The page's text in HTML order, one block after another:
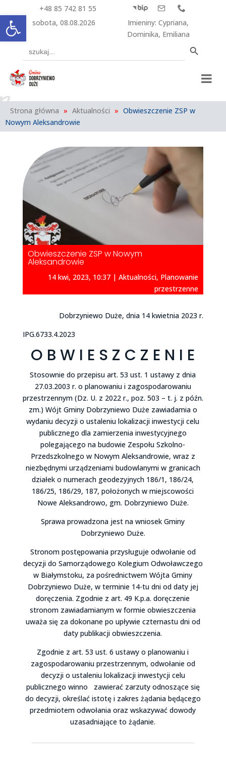
Otwórz pasek narzędzi
+48 85 742 81 55   
sobota, 08.08.2026 Imieniny:Cypriana,
Dominika, Emiliana
for:
Strona główna » Aktualności » Obwieszczenie ZSP w
Nowym Aleksandrowie
Obwieszczenie ZSP w Nowym
Aleksandrowie
14 kwi, 2023, 10:37 |Aktualności, Planowanie
przestrzenne
Dobrzyniewo Duże, dnia 14 kwietnia 2023 r.
IPG.6733.4.2023
O B W I E S Z C Z E N I E
Stosownie do przepisu art. 53 ust. 1 ustawy z dnia
27.03.2003 r. o planowaniu i zagospodarowaniu
przestrzennym (Dz. U. z 2022 r., poz. 503 – t. j. z późn.
zm.) Wójt Gminy Dobrzyniewo Duże zawiadamia o
wydaniu decyzji o ustaleniu lokalizacji inwestycji celu
publicznego dla zamierzenia inwestycyjnego
polegającego na budowie Zespołu Szkolno-
Przedszkolnego w Nowym Aleksandrowie, wraz z
niezbędnymi urządzeniami budowlanymi w granicach
działek o numerach geodezyjnych 186/1, 186/24,
186/25, 186/29, 187, położonych w miejscowości
Nowe Aleksandrowo, gm. Dobrzyniewo Duże.
Sprawa prowadzona jest na wniosek Gminy
Dobrzyniewo Duże.
Stronom postępowania przysługuje odwołanie od
decyzji do Samorządowego Kolegium Odwoławczego
w Białymstoku, za pośrednictwem Wójta Gminy
Dobrzyniewo Duże, w terminie 14-tu dni od daty jej
doręczenia. Zgodnie z art. 49 K.p.a. doręczenie
stronom zawiadamianym w formie obwieszczenia
uważa się za dokonane po upływie czternastu dni od
daty publikacji obwieszczenia.
Zgodnie z art. 53 ust. 6 ustawy o planowaniu i
zagospodarowaniu przestrzennym, odwołanie od
decyzji o ustaleniu lokalizacji inwestycji celu
publicznego winno zawierać zarzuty odnoszące się
do decyzji, określać istotę i zakres żądania będącego
przedmiotem odwołania oraz wskazywać dowody
uzasadniające to żądanie.